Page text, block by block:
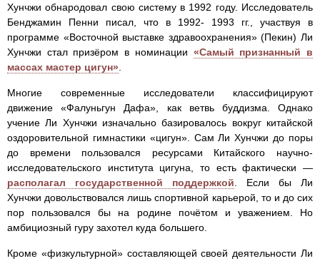
Хунчжи обнародовал свою систему в 1992 году. Исследователь
Бенджамин Пенни писал, что в 1992- 1993 гг., участвуя в
программе «Восточной выставке здравоохранения» (Пекин) Ли
Хунчжи стал призёром в номинации «Самый признанный в
массах мастер цигун»
Многие современные исследователи классифицируют
движение «Фалуньгун Дафа», как ветвь буддизма. Однако
учение Ли Хунчжи изначально базировалось вокруг китайской
оздоровительной гимнастики «цигун». Сам Ли Хунчжи до поры
до времени пользовался ресурсами Китайского научно-
исследовательского института цигуна, то есть фактически —
располагал государственной поддержкой . Если бы Ли
Хунчжи довольствовался лишь спортивной карьерой, то и до сих
пор пользовался бы на родине почётом и уважением. Но
амбициозный гуру захотел куда большего.
Кроме «физкультурной» составляющей своей деятельности Ли